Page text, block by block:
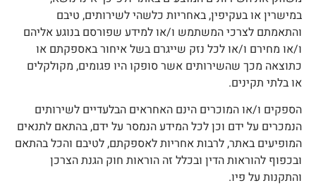
או בעקיפין, באחריות כלשהי לשירותים, טיבם
לצרכי המשתמש ו/או למידע שפורסם בנוגע אליהם
או מחירם ו/או לכל נזק שייגרם בשל איחור באספקתם או
מכך שהשירותים אשר סופקו היו פגומים, מקולקלים
בלתי תקינים.
ו/או המוכרים הינם האחראים הבלעדיים לשירותים
על ידם וכן לכל המידע הנמסר על ידם, בהתאם לתנאים
באתר, לרבות אחריות לאספקתם, לטיבם והכל בהתאם
להוראות הדין ובכלל זה הוראות חוק הגנת הצרכן
על פיו.